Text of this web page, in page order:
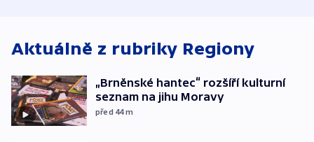
Aktuálně z rubriky Regiony
„Brněnské hantec“ rozšíří kulturní
seznam na jihu Moravy
před 44m